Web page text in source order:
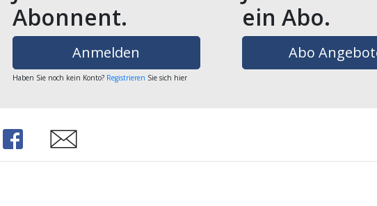
Abonnent.
Anmelden
Haben Sie noch kein Konto?Registrieren Sie sich hier
ein Abo.
Abo
Share Share